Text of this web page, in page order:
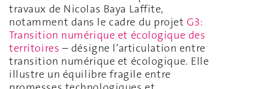
travaux de Nicolas Baya Laffite,
notamment dans le cadre du projet G3:
Transition numérique et écologique des
territoires – désigne l’articulation entre
transition numérique et écologique. Elle
illustre un équilibre fragile entre